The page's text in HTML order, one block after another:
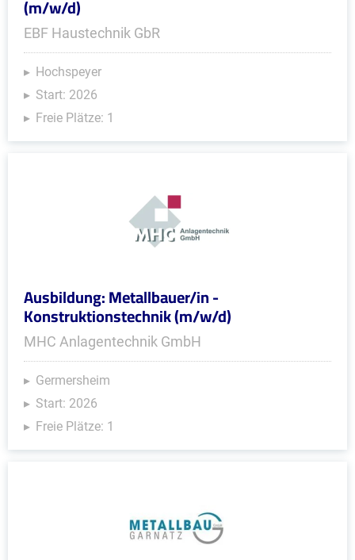
(m/w/d)
EBF Haustechnik GbR
Hochspeyer
Start: 2026
Freie Plätze: 1
Ausbildung: Metallbauer/in -
Konstruktionstechnik (m/w/d)
MHC Anlagentechnik GmbH
Germersheim
Start: 2026
Freie Plätze: 1